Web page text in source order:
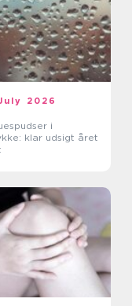
2026
i
klar udsigt året